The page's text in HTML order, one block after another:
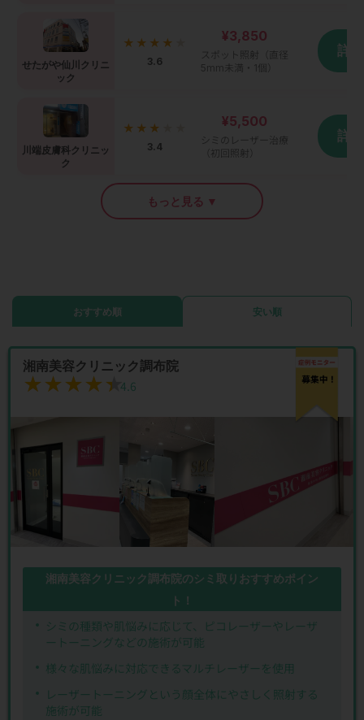
せたがや仙川クリニ
ック
★★★★
3.6
¥3,850
スポット照射（直径
5mm未満・1個）
詳
川端皮膚科クリニッ
ク
★★★
3.4
¥5,500
シミのレーザー治療
（初回照射）
詳
もっと見る ▼
おすすめ順 安い順
湘南美容クリニック調布院
★★★★★
★★★★★4.6
湘南美容クリニック調布院のシミ取りおすすめポイン
ト！
シミの種類や肌悩みに応じて、ピコレーザーやレーザ
ートーニングなどの施術が可能
様々な肌悩みに対応できるマルチレーザーを使用
レーザートーニングという顔全体にやさしく照射する
施術が可能